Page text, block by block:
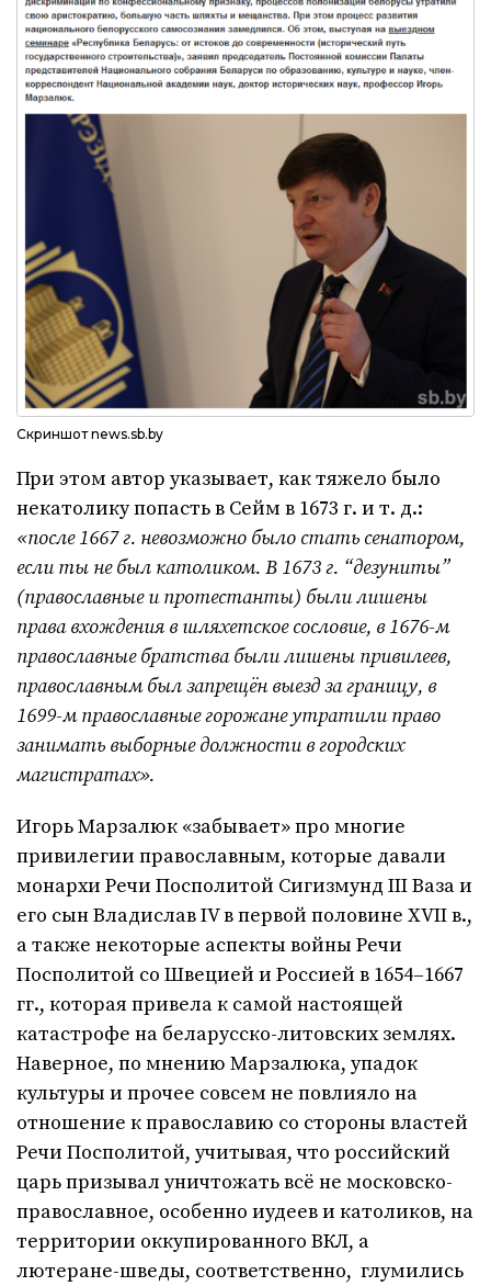
Скриншот news.sb.by
При этом автор указывает, как тяжело было
некатолику попасть в Сейм в 1673 г. и т. д.:
«после 1667 г. невозможно было стать сенатором,
если ты не был католиком. В 1673 г. “дезуниты”
(православные и протестанты) были лишены
права вхождения в шляхетское сословие, в 1676-м
православные братства были лишены привилеев,
православным был запрещён выезд за границу, в
1699-м православные горожане утратили право
занимать выборные должности в городских
магистратах».
Игорь Марзалюк «забывает» про многие
привилегии православным, которые давали
монархи Речи Посполитой Сигизмунд III Ваза и
его сын Владислав IV в первой половине XVII в.,
а также некоторые аспекты войны Речи
Посполитой со Швецией и Россией в 1654–1667
гг., которая привела к самой настоящей
катастрофе на беларусско-литовских землях.
Наверное, по мнению Марзалюка, упадок
культуры и прочее совсем не повлияло на
отношение к православию со стороны властей
Речи Посполитой, учитывая, что российский
царь призывал уничтожать всё не московско-
православное, особенно иудеев и католиков, на
территории оккупированного ВКЛ, а
лютеране-шведы, соответственно, глумились